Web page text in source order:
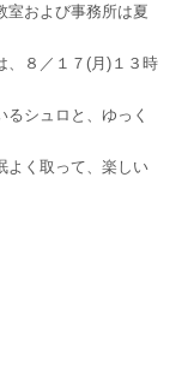
室および事務所は夏
、８／１７(月)１３時
シュロと、ゆっく
よく取って、楽しい